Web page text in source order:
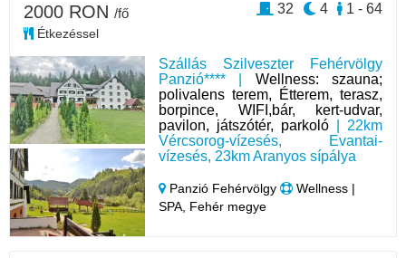
Szállás Szilveszter Fehérvölgy
Panzió**** | Wellness: szauna;
polivalens terem, Étterem, terasz,
borpince, WIFI,bár, kert-udvar,
pavilon, játszótér, parkoló | 22km
Vércsorog-vízesés, Evantai-
vízesés, 23km Aranyos sípálya
Panzió Fehérvölgy
Wellness |
SPA, Fehér megye
2000 RON /fő
Étkezéssel
1 - 64
4
32